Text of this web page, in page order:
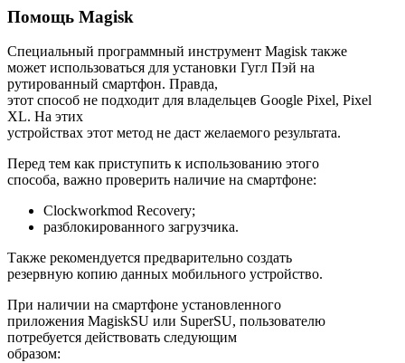
Помощь Magisk
Специальный программный инструмент Magisk также
может использоваться для установки Гугл Пэй на
рутированный смартфон. Правда,
этот способ не подходит для владельцев Google Pixel, Pixel
XL. На этих
устройствах этот метод не даст желаемого результата.
Перед тем как приступить к использованию этого
способа, важно проверить наличие на смартфоне:
Clockworkmod Recovery;
разблокированного загрузчика.
Также рекомендуется предварительно создать
резервную копию данных мобильного устройство.
При наличии на смартфоне установленного
приложения MagiskSU или SuperSU, пользователю
потребуется действовать следующим
образом: